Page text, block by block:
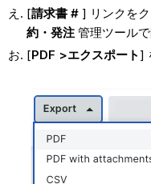
[請求書 # ] リンクを
約・発注管理ツールで
[PDF >エクスポート ]